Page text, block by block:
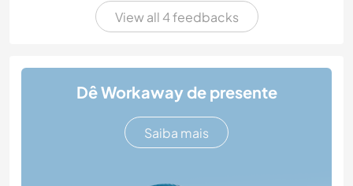
View all 4 feedbacks
Dê Workaway de presente
Saiba mais